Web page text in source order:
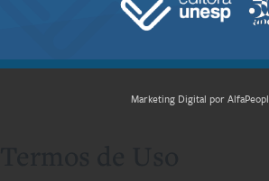
Marketing Digital por